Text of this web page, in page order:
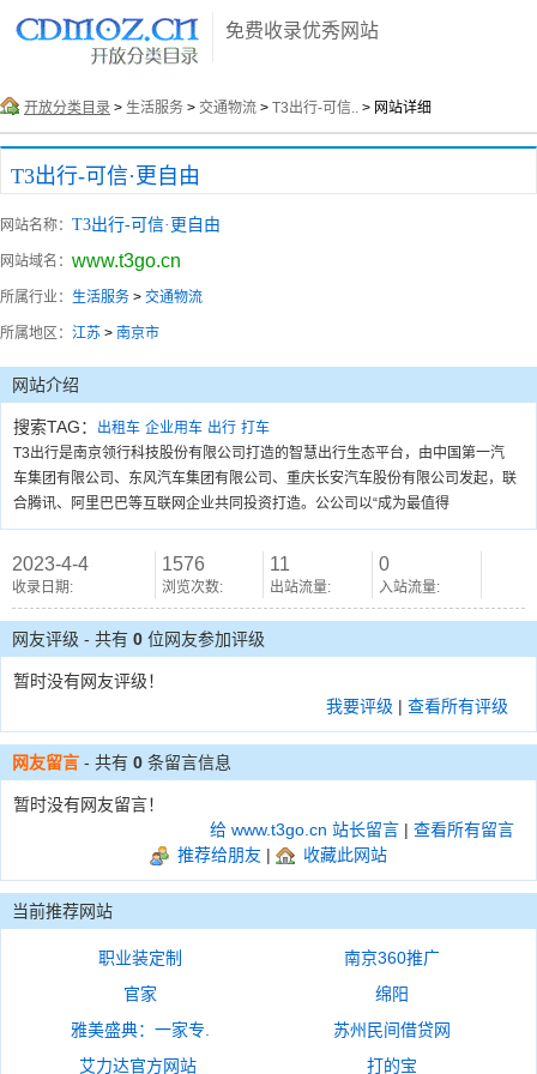
免费收录优秀网站
开放分类目录 > 生活服务 > 交通物流 > T3出行-可信.. > 网站详细
T3出行-可信·更自由
网站名称： T3出行-可信·更自由
网站域名： www.t3go.cn
所属行业： 生活服务 > 交通物流
所属地区： 江苏 > 南京市
网站介绍
搜索TAG： 出租车 企业用车 出行 打车
T3出行是南京领行科技股份有限公司打造的智慧出行生态平台，由中国第一汽
车集团有限公司、东风汽车集团有限公司、重庆长安汽车股份有限公司发起，联
合腾讯、阿里巴巴等互联网企业共同投资打造。公公司以“成为最值得
2023-4-4
收录日期:
1576
浏览次数:
11
出站流量:
0
入站流量:
网友评级 - 共有 0 位网友参加评级
暂时没有网友评级！
我要评级 | 查看所有评级
网友留言 - 共有 0 条留言信息
暂时没有网友留言！
给 www.t3go.cn 站长留言 | 查看所有留言
推荐给朋友 | 收藏此网站
当前推荐网站
职业装定制
南京360推广
官家
绵阳
雅美盛典：一家专.
苏州民间借贷网
艾力达官方网站
打的宝